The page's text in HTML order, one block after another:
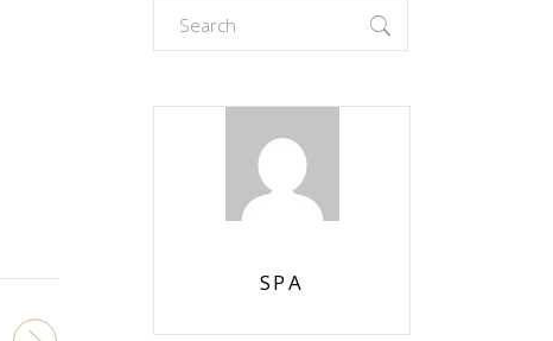
Search
for:
SPA